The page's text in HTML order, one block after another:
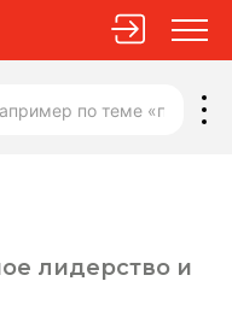
лидерство и